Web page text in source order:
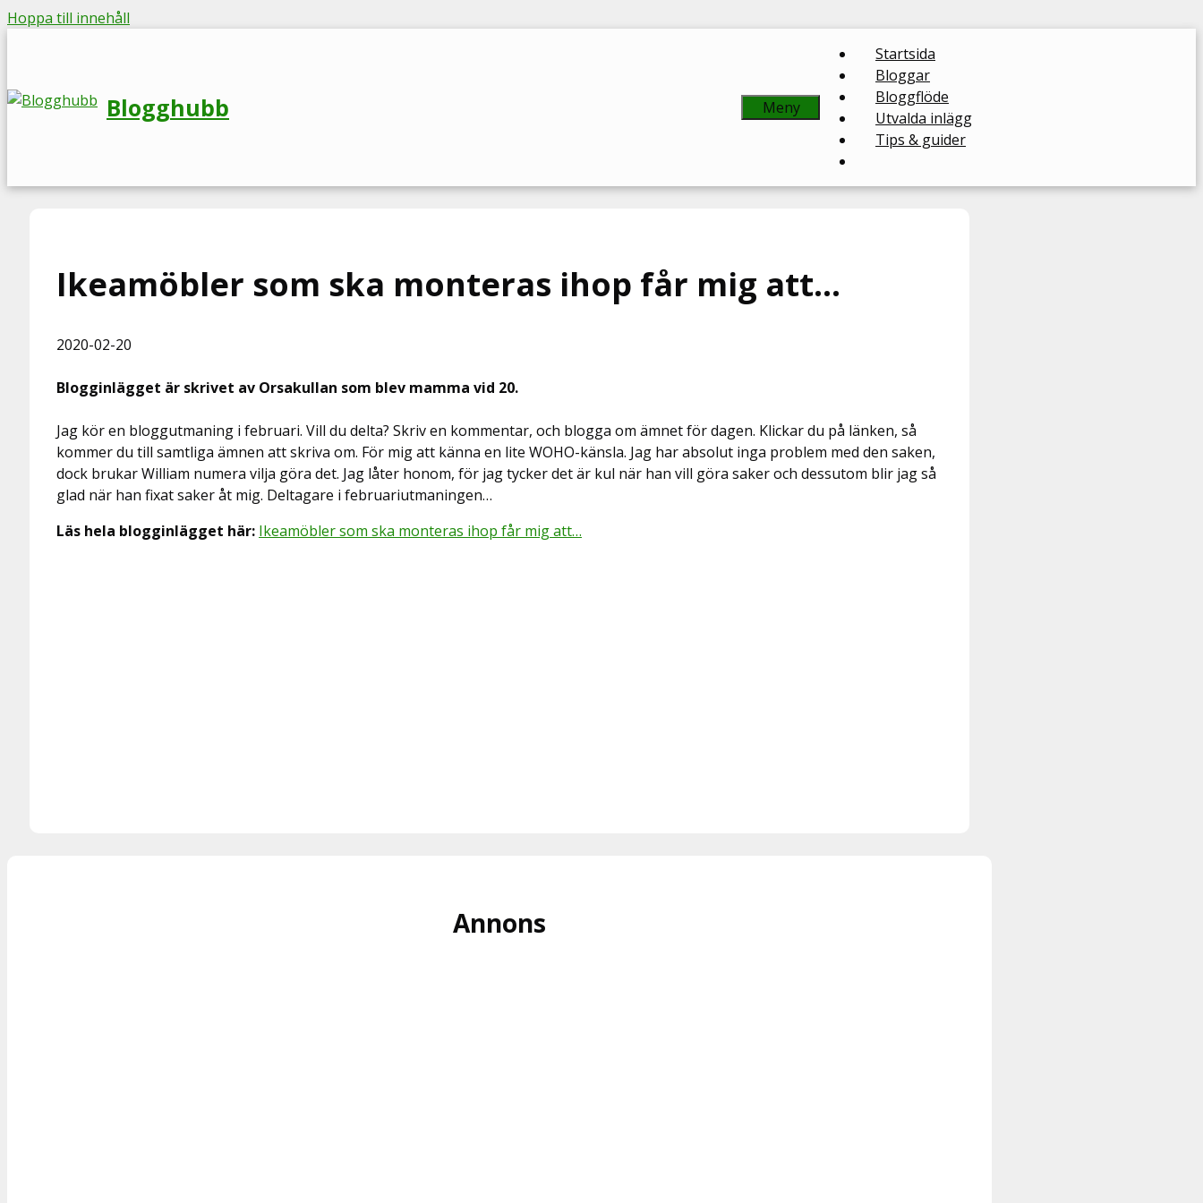
Hoppa till innehåll
Blogghubb Meny
Startsida
Bloggar
Bloggflöde
Utvalda inlägg
Tips & guider
Ikeamöbler som ska monteras ihop får mig att…
2020-02-20
Blogginlägget är skrivet av Orsakullan som blev mamma vid 20.
Jag kör en bloggutmaning i februari. Vill du delta? Skriv en kommentar, och blogga om ämnet för dagen. Klickar du på länken, så
kommer du till samtliga ämnen att skriva om. För mig att känna en lite WOHO-känsla. Jag har absolut inga problem med den saken,
dock brukar William numera vilja göra det. Jag låter honom, för jag tycker det är kul när han vill göra saker och dessutom blir jag så
glad när han fixat saker åt mig. Deltagare i februariutmaningen…
Läs hela blogginlägget här: Ikeamöbler som ska monteras ihop får mig att…
Annons